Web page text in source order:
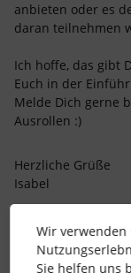
anbieten oder es
daran teilnehmen
Ich hoffe, das gibt
Euch in der
Melde Dich gerne
Ausrollen :)
Herzliche Grüße
Isabel
Dank dir für die
Wir verwenden
Sie helfen uns